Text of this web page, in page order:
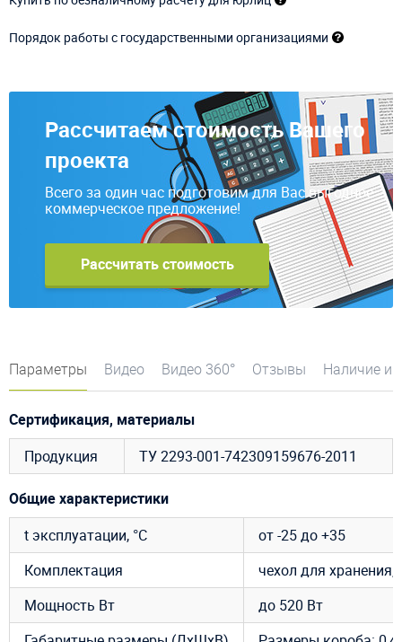
Порядок работы с государственными организациями
Рассчитаем стоимость Вашего
проекта
Всего за один час подготовим для Вас выгодное
коммерческое предложение!
Рассчитать стоимость
Параметры Видео Видео 360° Отзывы Наличие и
Сертификация, материалы
Продукция
ТУ 2293-001-742309159676-2011
Общие характеристики
t эксплуатации, °C
от -25 до +35
Комплектация
чехол для хранения,
Мощность Вт
до 520 Вт